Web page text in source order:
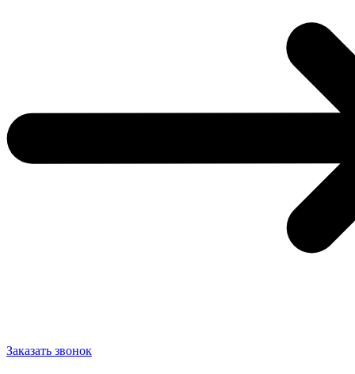
Заказать звонок